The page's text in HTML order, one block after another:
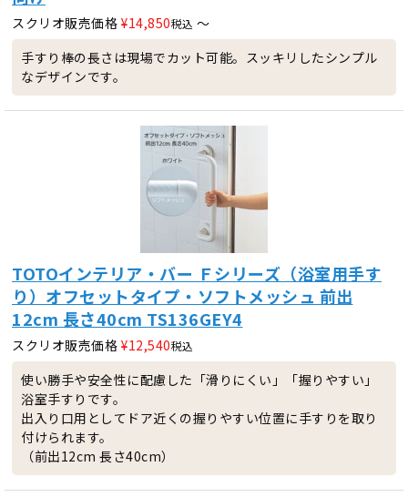
スクリオ販売価格 ¥14,850税込 〜
手すり棒の長さは現場でカット可能。スッキリしたシンプル
なデザインです。
TOTOインテリア・バー Ｆシリーズ（浴室用手す
り）オフセットタイプ・ソフトメッシュ 前出
12cm 長さ40cm TS136GEY4
スクリオ販売価格 ¥12,540税込
使い勝手や安全性に配慮した「滑りにくい」「握りやすい」
浴室手すりです。
出入り口用としてドア近くの握りやすい位置に手すりを取り
付けられます。
（前出12cm 長さ40cm）